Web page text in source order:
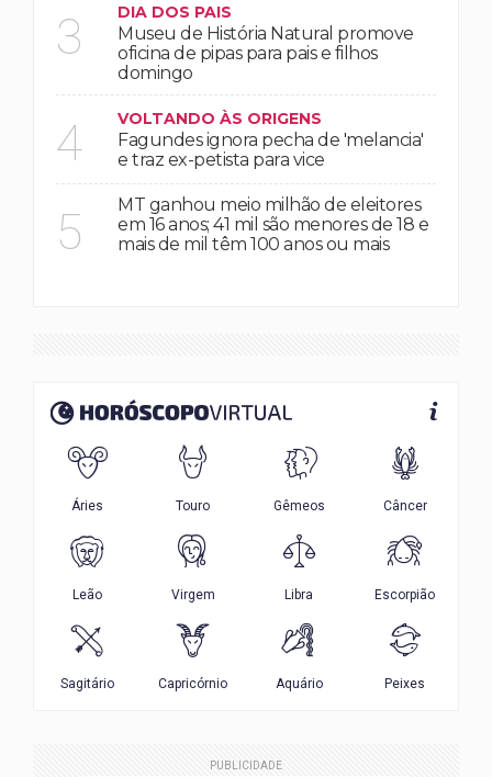
3 DIA DOS PAIS
Museu de História Natural promove
oficina de pipas para pais e filhos
domingo
4 VOLTANDO ÀS ORIGENS
Fagundes ignora pecha de 'melancia'
e traz ex-petista para vice
5
MT ganhou meio milhão de eleitores
em 16 anos; 41 mil são menores de 18 e
mais de mil têm 100 anos ou mais
PUBLICIDADE